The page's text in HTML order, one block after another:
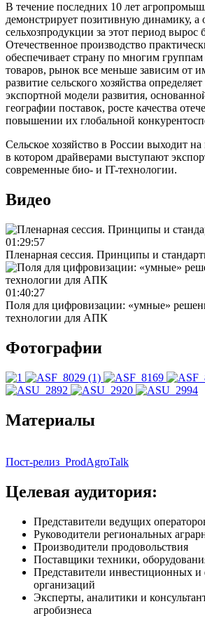
В течение последних 10 лет
демонстрирует позитивную динамику, а
сельхозпродукции за этот период вырос
Отечественное производство
обеспечивает страну по многим
товаров, рынок все меньше зависим от
развитие сельского хозяйства
экспортной модели развития,
географии поставок, росте качества
повышении их глобальной
Сельское хозяйство в России выходит
в котором драйверами выступают
современные био- и IT-технологии.
Видео
01:29:57
Пленарная сессия. Принципы и
01:40:27
Поля для цифровизации: «умные»
технологии для АПК
Фотографии
Материалы
Пост-релиз_ProdAgroTalk
Целевая аудитория:
Представители ведущих
Руководители региональных
Производители продовольствия
Поставщики техники,
Представители инвестиционных
организаций
Эксперты, аналитики и
агробизнеса